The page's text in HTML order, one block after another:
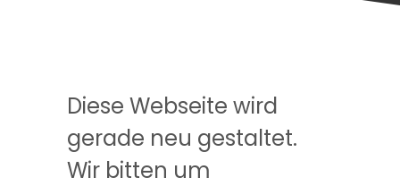
Diese Webseite wird
gerade neu gestaltet.
Wir bitten um